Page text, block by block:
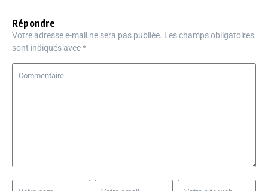
Répondre
Votre adresse e-mail ne sera pas publiée. Les champs obligatoires
sont indiqués avec*